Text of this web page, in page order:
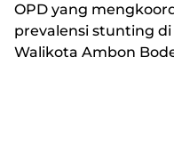
OPD yang
prevalensi stunting
Walikota Ambon